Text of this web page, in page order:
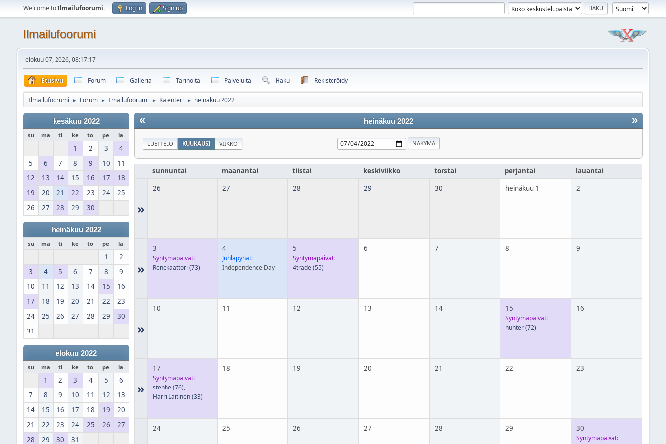
Welcome toIlmailufoorumi. Log in Sign up
Ilmailufoorumi
elokuu 07, 2026, 08:17:17
Etusivu Forum Galleria Tarinoita Palveluita Haku Rekisteröidy
Ilmailufoorumi ► Forum ► Ilmailufoorumi ► Kalenteri ► heinäkuu 2022
kesäkuu 2022
su ma ti ke to pe la
1 2 3
4
5
6 7 8 9 10
11
12
13 14 15 16 17
18
19
20 21 22 23 24
25
26
27 28 29 30
heinäkuu 2022
su ma ti ke to pe la
1
2
3
4 5 6 7 8
9
10
11 12 13 14 15
16
17
18 19 20 21 22
23
24
25 26 27 28 29
30
31
elokuu 2022
su ma ti ke to pe la
1 2 3 4 5
6
7
8 9 10 11 12
13
14
15 16 17 18 19
20
21
22 23 24 25 26
27
28
29 30 31
« »
heinäkuu 2022
LUETTELO KUUKAUSI VIIKKO
sunnuntai maanantai tiistai keskiviikko torstai perjantai lauantai
»
26 27 28 29 30 heinäkuu 1 2
»
3
Syntymäpäivät:
Renekaattori (73)
4
Juhlapyhät:
Independence Day
5
Syntymäpäivät:
4trade(55)
6 7 8 9
»
10 11 12 13 14 15
Syntymäpäivät:
huhter(72)
16
»
17
Syntymäpäivät:
stenhe(76),
Harri Laitinen(33)
18 19 20 21 22 23
24 25 26 27 28 29 30
Syntymäpäivät: